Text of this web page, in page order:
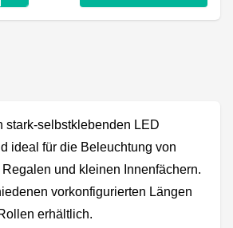
stark-selbstklebenden LED
ideal für die Beleuchtung von
und kleinen Innenfächern.
vorkonfigurierten Längen
erhältlich.